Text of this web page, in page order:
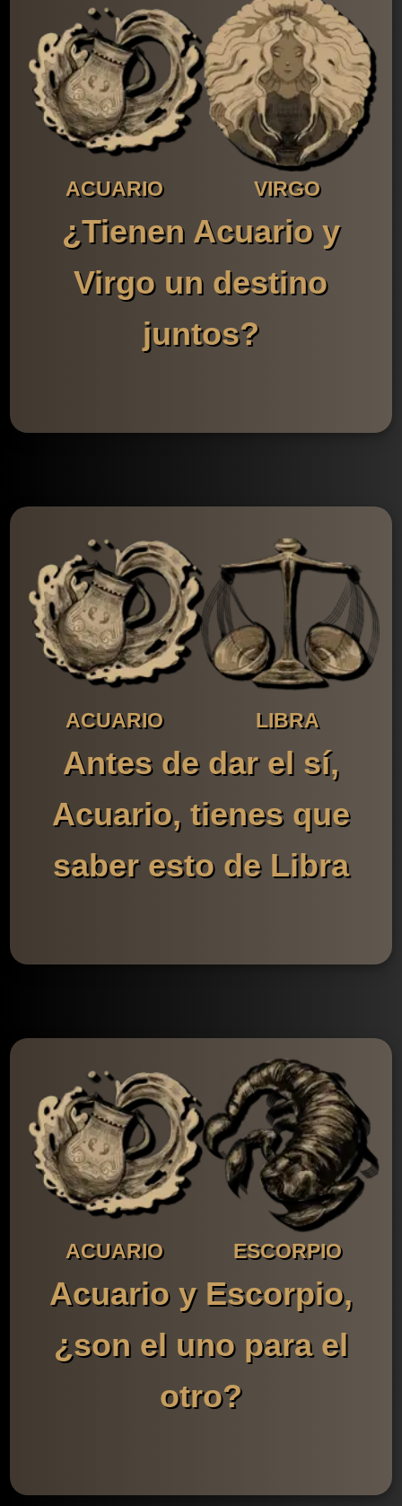
ACUARIO VIRGO
¿Tienen Acuario y
Virgo un destino
juntos?
ACUARIO LIBRA
Antes de dar el sí,
Acuario, tienes que
saber esto de Libra
ACUARIO ESCORPIO
Acuario y Escorpio,
¿son el uno para el
otro?